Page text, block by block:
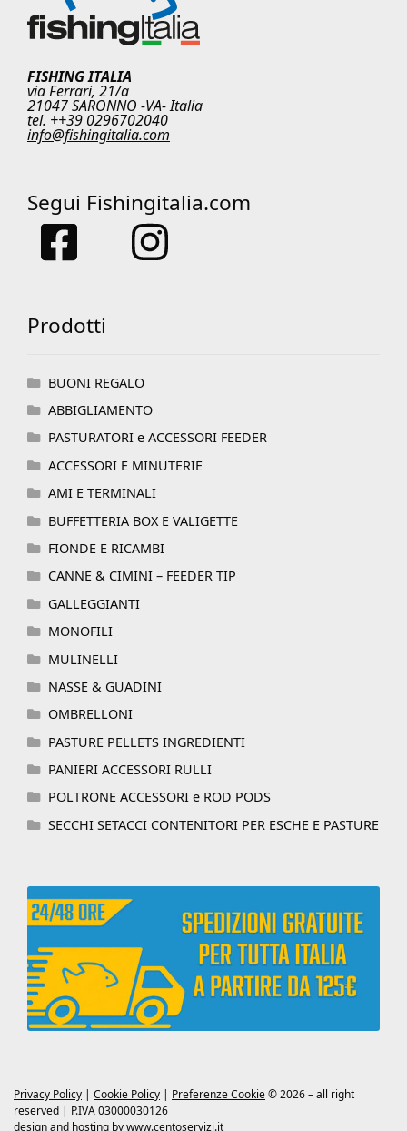
FISHING ITALIA
via Ferrari, 21/a
21047 SARONNO -VA- Italia
tel. ++39 0296702040
info@fishingitalia.com
Segui Fishingitalia.com
Prodotti
BUONI REGALO
ABBIGLIAMENTO
PASTURATORI e ACCESSORI FEEDER
ACCESSORI E MINUTERIE
AMI E TERMINALI
BUFFETTERIA BOX E VALIGETTE
FIONDE E RICAMBI
CANNE & CIMINI – FEEDER TIP
GALLEGGIANTI
MONOFILI
MULINELLI
NASSE & GUADINI
OMBRELLONI
PASTURE PELLETS INGREDIENTI
PANIERI ACCESSORI RULLI
POLTRONE ACCESSORI e ROD PODS
SECCHI SETACCI CONTENITORI PER ESCHE E PASTURE
Privacy Policy | Cookie Policy | Preferenze Cookie© 2026 – all right
reserved | P.IVA 03000030126
design and hosting bywww.centoservizi.it